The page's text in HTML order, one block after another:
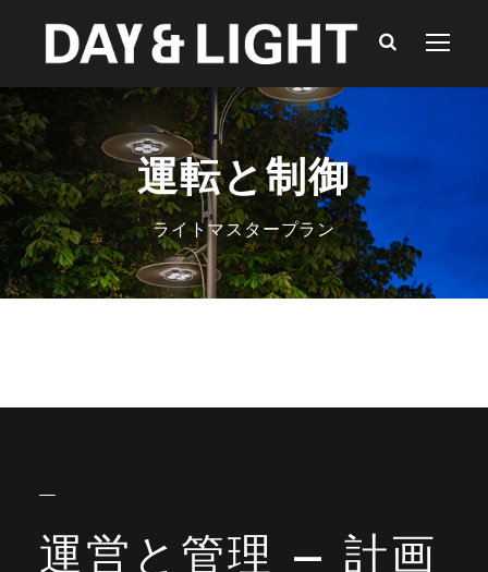
運転と制御
ライトマスタープラン
運営と管理 – 計画